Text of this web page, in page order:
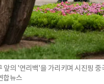
앞의 '연리백'을 가리키며 시진핑
합뉴스